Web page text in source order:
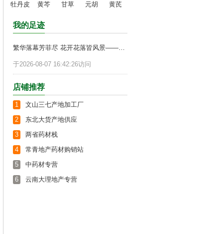
牡丹皮 黄芩 甘草 元胡 黄芪
我的足迹
繁华落幕芳菲尽 花开花落皆风景——近三年药市回顾及展望（二）
于2026-08-07 16:42:26访问
店铺推荐
1
文山三七产地加工厂
2
东北大货产地供应
3
两省药材栈
4
常青地产药材购销站
5
中药材专营
6
云南大理地产专营